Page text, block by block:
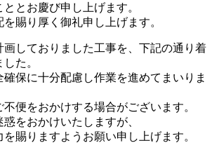
とお慶び申し上げます。
賜り厚く御礼申し上げます。
画しておりました工事を、下記の通り着
た。
保に十分配慮し作業を進めてまいりま
便をおかけする場合がございます。
をおかけいたしますが、
賜りますようお願い申し上げます。